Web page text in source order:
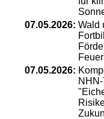
07.05.2026: Wald
07.05.2026: